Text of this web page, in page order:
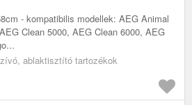
- kompatibilis modellek: AEG Animal
Clean 5000, AEG Clean 6000, AEG
ablaktisztító tartozékok